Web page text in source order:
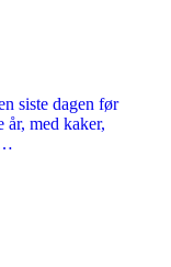
siste dagen før
med kaker,